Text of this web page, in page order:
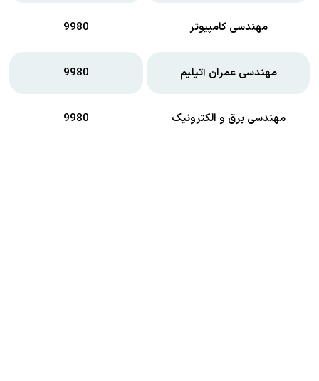
مهندسی کامپیوتر 9980
مهندسی عمران آتیلیم 9980
مهندسی برق و الکترونیک 9980